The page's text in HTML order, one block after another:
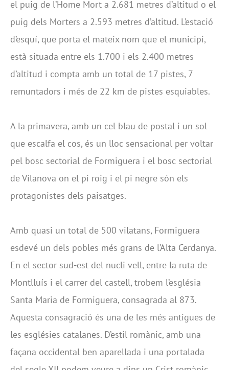
el puig de l’Home Mort a 2.681 metres d’altitud o el
puig dels Morters a 2.593 metres d’altitud. L’estació
d’esquí, que porta el mateix nom que el municipi,
està situada entre els 1.700 i els 2.400 metres
d’altitud i compta amb un total de 17 pistes, 7
remuntadors i més de 22 km de pistes esquiables.
A la primavera, amb un cel blau de postal i un sol
que escalfa el cos, és un lloc sensacional per voltar
pel bosc sectorial de Formiguera i el bosc sectorial
de Vilanova on el pi roig i el pi negre són els
protagonistes dels paisatges.
Amb quasi un total de 500 vilatans, Formiguera
esdevé un dels pobles més grans de l’Alta Cerdanya.
En el sector sud-est del nucli vell, entre la ruta de
Montlluís i el carrer del castell, trobem l’església
Santa Maria de Formiguera, consagrada al 873.
Aquesta consagració és una de les més antigues de
les esglésies catalanes. D’estil romànic, amb una
façana occidental ben aparellada i una portalada